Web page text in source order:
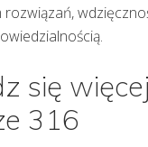
się
316